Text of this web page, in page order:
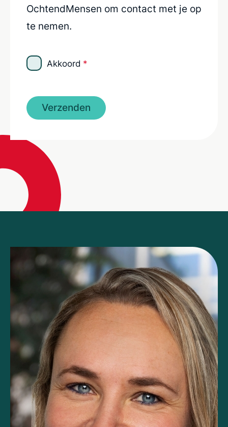
OchtendMensen om contact met je op
te nemen.
Akkoord *